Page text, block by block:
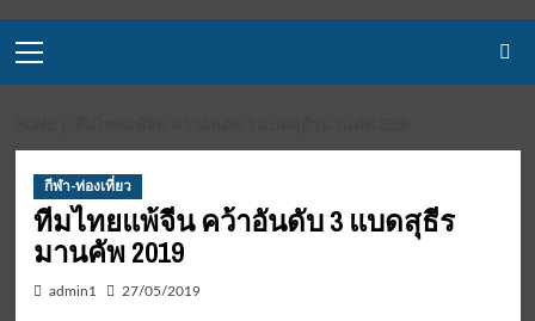
Menu
กีฬา-ท่องเที่ยว
ทีมไทยแพ้จีน คว้าอันดับ 3 แบดสุธีร
มานคัพ 2019
admin1 27/05/2019